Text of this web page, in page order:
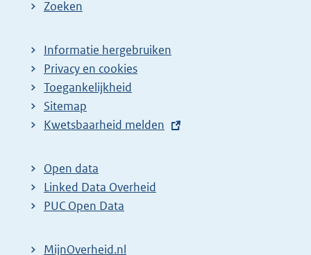
Zoeken
Informatie hergebruiken
Privacy en cookies
Toegankelijkheid
Sitemap
E
t
e
r
Kwetsbaarheid melden
Open data
Linked Data Overheid
PUC Open Data
MijnOverheid.nl